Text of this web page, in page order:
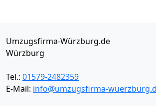
Umzugsfirma-Würzburg.de
Würzburg
Tel.: 01579-2482359
E-Mail: info@umzugsfirma-